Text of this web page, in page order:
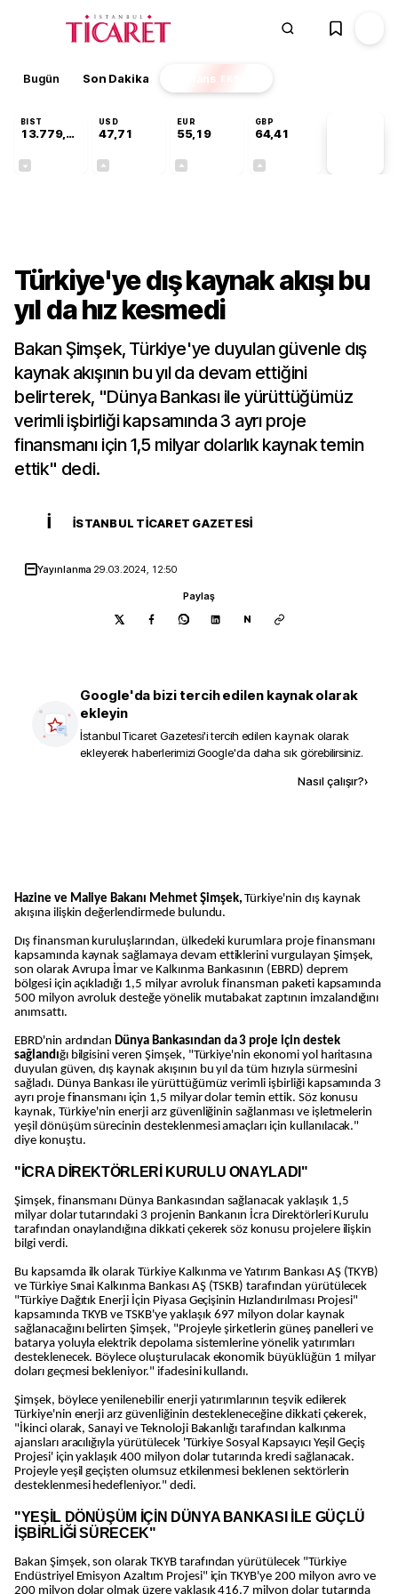
Bugün Son Dakika Finans EKSTRA
BIST
13.779,39
USD
47,71
EUR
55,19
GBP
64,41
Türkiye'ye dış kaynak akışı bu
yıl da hız kesmedi
Bakan Şimşek, Türkiye'ye duyulan güvenle dış
kaynak akışının bu yıl da devam ettiğini
belirterek, "Dünya Bankası ile yürüttüğümüz
verimli işbirliği kapsamında 3 ayrı proje
finansmanı için 1,5 milyar dolarlık kaynak temin
ettik" dedi.
İ İSTANBUL TICARET GAZETESI
Yayınlanma 29.03.2024, 12:50
Paylaş
N
Google'da bizi tercih edilen kaynak olarak
ekleyin
İstanbul Ticaret Gazetesi'i tercih edilen kaynak olarak
ekleyerek haberlerimizi Google'da daha sık görebilirsiniz.
Nasıl çalışır?›
Hazine ve Maliye Bakanı Mehmet Şimşek, Türkiye'nin dış kaynak
akışına ilişkin değerlendirmede bulundu.
Dış finansman kuruluşlarından, ülkedeki kurumlara proje finansmanı
kapsamında kaynak sağlamaya devam ettiklerini vurgulayan Şimşek,
son olarak Avrupa İmar ve Kalkınma Bankasının (EBRD) deprem
bölgesi için açıkladığı 1,5 milyar avroluk finansman paketi kapsamında
500 milyon avroluk desteğe yönelik mutabakat zaptının imzalandığını
anımsattı.
EBRD'nin ardındanDünya Bankasından da 3 proje için destek
sağlandığı bilgisini veren Şimşek, "Türkiye'nin ekonomi yol haritasına
duyulan güven, dış kaynak akışının bu yıl da tüm hızıyla sürmesini
sağladı. Dünya Bankası ile yürüttüğümüz verimli işbirliği kapsamında 3
ayrı proje finansmanı için 1,5 milyar dolar temin ettik. Söz konusu
kaynak, Türkiye'nin enerji arz güvenliğinin sağlanması ve işletmelerin
yeşil dönüşüm sürecinin desteklenmesi amaçları için kullanılacak."
diye konuştu.
"İCRA DİREKTÖRLERİ KURULU ONAYLADI"
Şimşek, finansmanı Dünya Bankasından sağlanacak yaklaşık 1,5
milyar dolar tutarındaki 3 projenin Bankanın İcra Direktörleri Kurulu
tarafından onaylandığına dikkati çekerek söz konusu projelere ilişkin
bilgi verdi.
Bu kapsamda ilk olarak Türkiye Kalkınma ve Yatırım Bankası AŞ (TKYB)
ve Türkiye Sınai Kalkınma Bankası AŞ (TSKB) tarafından yürütülecek
"Türkiye Dağıtık Enerji İçin Piyasa Geçişinin Hızlandırılması Projesi"
kapsamında TKYB ve TSKB'ye yaklaşık 697 milyon dolar kaynak
sağlanacağını belirten Şimşek, "Projeyle şirketlerin güneş panelleri ve
batarya yoluyla elektrik depolama sistemlerine yönelik yatırımları
desteklenecek. Böylece oluşturulacak ekonomik büyüklüğün 1 milyar
doları geçmesi bekleniyor." ifadesini kullandı.
Şimşek, böylece yenilenebilir enerji yatırımlarının teşvik edilerek
Türkiye'nin enerji arz güvenliğinin destekleneceğine dikkati çekerek,
"İkinci olarak, Sanayi ve Teknoloji Bakanlığı tarafından kalkınma
ajansları aracılığıyla yürütülecek 'Türkiye Sosyal Kapsayıcı Yeşil Geçiş
Projesi' için yaklaşık 400 milyon dolar tutarında kredi sağlanacak.
Projeyle yeşil geçişten olumsuz etkilenmesi beklenen sektörlerin
desteklenmesi hedefleniyor." dedi.
"YEŞİL DÖNÜŞÜM İÇİN DÜNYA BANKASI İLE GÜÇLÜ
İŞBİRLİĞİ SÜRECEK"
Bakan Şimşek, son olarak TKYB tarafından yürütülecek "Türkiye
Endüstriyel Emisyon Azaltım Projesi" için TKYB'ye 200 milyon avro ve
200 milyon dolar olmak üzere yaklaşık 416,7 milyon dolar tutarında